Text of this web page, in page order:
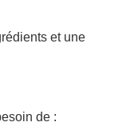
et une
de :